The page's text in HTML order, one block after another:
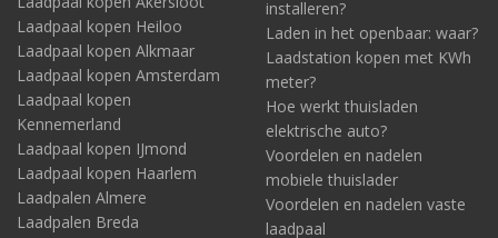
Laadpaal kopen Heiloo
Laadpaal kopen Alkmaar
Laadpaal kopen Amsterdam
Laadpaal kopen
Kennemerland
Laadpaal kopen IJmond
Laadpaal kopen Haarlem
Laadpalen Almere
Laadpalen Breda
installeren?
Laden in het openbaar: waar?
Laadstation kopen met KWh
meter?
Hoe werkt thuisladen
elektrische auto?
Voordelen en nadelen
mobiele thuislader
Voordelen en nadelen vaste
laadpaal